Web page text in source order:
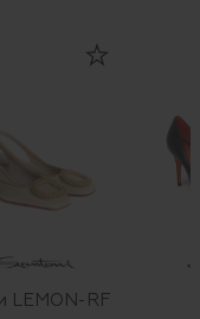
LEMON-RF